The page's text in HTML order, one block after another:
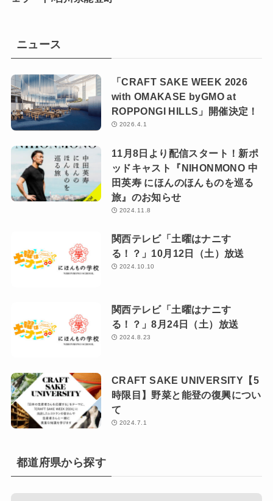
ニュース
「CRAFT SAKE WEEK 2026
with OMAKASE byGMO at
ROPPONGI HILLS」開催決定！
2026.4.1
11月8日より配信スタート！新ポ
ッドキャスト『NIHONMONO 中
田英寿 にほんのほんものを巡る
旅』のお知らせ
2024.11.8
関西テレビ「土曜はナニす
る！？」10月12日（土）放送
2024.10.10
関西テレビ「土曜はナニす
る！？」8月24日（土）放送
2024.8.23
CRAFT SAKE UNIVERSITY【5
時限目】野菜と能登の復興につい
て
2024.7.1
都道府県から探す